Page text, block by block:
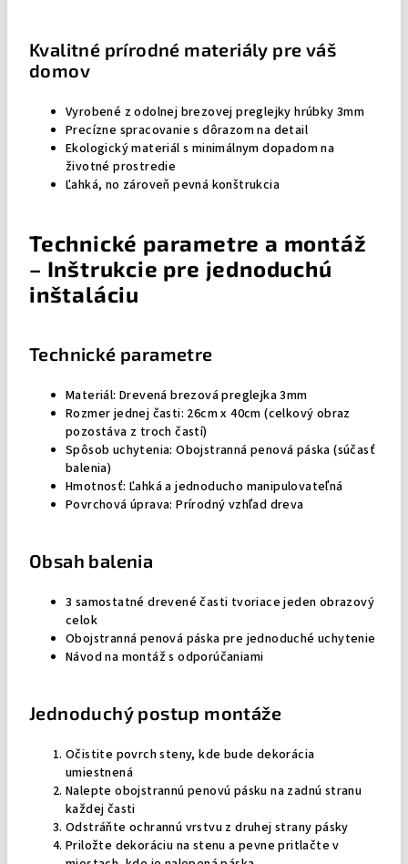
Kvalitné prírodné materiály pre váš
domov
Vyrobené z odolnej brezovej preglejky hrúbky 3mm
Precízne spracovanie s dôrazom na detail
Ekologický materiál s minimálnym dopadom na
životné prostredie
Ľahká, no zároveň pevná konštrukcia
Technické parametre a montáž
– Inštrukcie pre jednoduchú
inštaláciu
Technické parametre
Materiál: Drevená brezová preglejka 3mm
Rozmer jednej časti: 26cm x 40cm (celkový obraz
pozostáva z troch častí)
Spôsob uchytenia: Obojstranná penová páska (súčasť
balenia)
Hmotnosť: Ľahká a jednoducho manipulovateľná
Povrchová úprava: Prírodný vzhľad dreva
Obsah balenia
3 samostatné drevené časti tvoriace jeden obrazový
celok
Obojstranná penová páska pre jednoduché uchytenie
Návod na montáž s odporúčaniami
Jednoduchý postup montáže
Očistite povrch steny, kde bude dekorácia
umiestnená
Nalepte obojstrannú penovú pásku na zadnú stranu
každej časti
Odstráňte ochrannú vrstvu z druhej strany pásky
Priložte dekoráciu na stenu a pevne pritlačte v